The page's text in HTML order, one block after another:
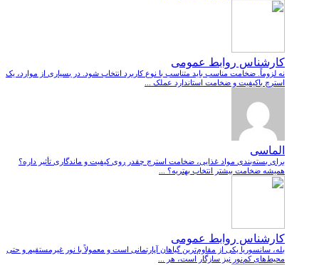
کارشناس روابط عمومی
نه لزوماً. ضخامت مناسب باید متناسب با نوع کاربرد انتخاب شود. در بسیاری از موارد، یک
استرچ باکیفیت و ضخامت استاندارد عملک ...
الماسی
برای بسته‌بندی مواد غذایی، ضخامت استرچ چقدر روی کیفیت و ماندگاری تأثیر داره؟
همیشه ضخامت بیشتر انتخاب بهتریه؟ ...
کارشناس روابط عمومی
بله، سانسوریا یکی از مقاوم‌ترین گیاهان آپارتمانی است و معمولاً با نور غیرمستقیم و حتی
محیط‌های کم‌نور نیز سازگار است، هر ...